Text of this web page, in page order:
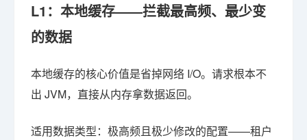
L1：本地缓存——拦截最高频、最少变
的数据
本地缓存的核心价值是省掉网络 I/O。请求根本不
出 JVM，直接从内存拿数据返回。
适用数据类型：极高频且极少修改的配置——租户